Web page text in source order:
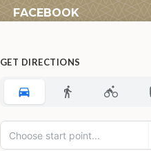
FACEBOOK
GET DIRECTIONS